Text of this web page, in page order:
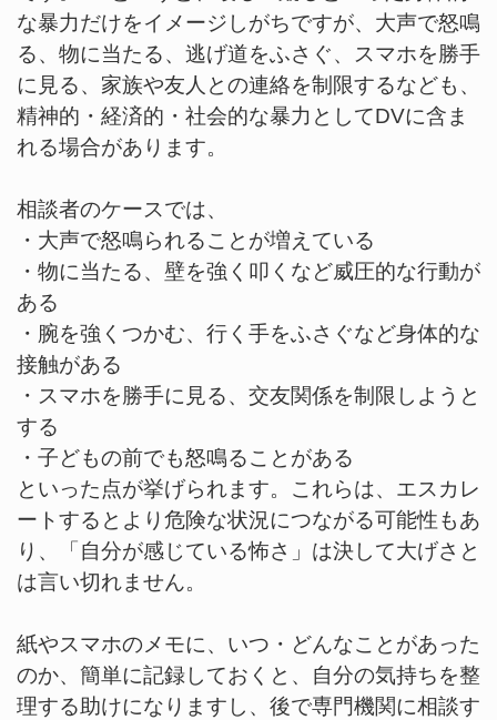
な暴力だけをイメージしがちですが、大声で怒鳴
る、物に当たる、逃げ道をふさぐ、スマホを勝手
に見る、家族や友人との連絡を制限するなども、
精神的・経済的・社会的な暴力としてDVに含ま
れる場合があります。
相談者のケースでは、
・大声で怒鳴られることが増えている
・物に当たる、壁を強く叩くなど威圧的な行動が
ある
・腕を強くつかむ、行く手をふさぐなど身体的な
接触がある
・スマホを勝手に見る、交友関係を制限しようと
する
・子どもの前でも怒鳴ることがある
といった点が挙げられます。これらは、エスカレ
ートするとより危険な状況につながる可能性もあ
り、「自分が感じている怖さ」は決して大げさと
は言い切れません。
紙やスマホのメモに、いつ・どんなことがあった
のか、簡単に記録しておくと、自分の気持ちを整
理する助けになりますし、後で専門機関に相談す